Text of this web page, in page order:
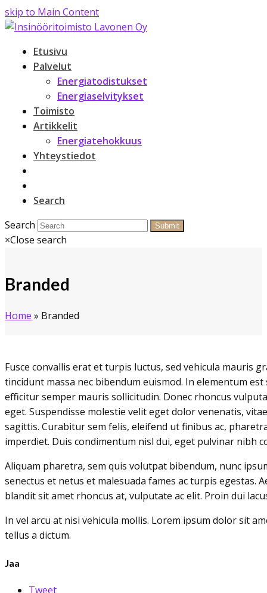
skip to Main Content
Etusivu
Palvelut
Energiatodistukset
Energiaselvitykset
Toimisto
Artikkelit
Energiatehokkuus
Yhteystiedot
Search
Search
Submit
×Close search
Branded
Home » Branded
Fusce convallis erat et turpis luctus, sed vehicula mauris
tincidunt massa nec bibendum euismod. In elementum
efficitur semper mauris sollicitudin. Donec rhoncus
eget. Suspendisse molestie velit eget dolor venenatis,
sagittis. Curabitur sem felis, eleifend ut finibus ac,
imperdiet. Duis condimentum nisl dui, eget pulvinar nibh
Aliquam pharetra, sem quis volutpat bibendum, nunc
senectus et netus et malesuada fames ac turpis egestas.
blandit sit amet rhoncus at, vulputate ac elit. Proin dui
In vel arcu at nisi vehicula mollis. Lorem ipsum dolor sit
tellus a dictum.
Jaa
Tweet